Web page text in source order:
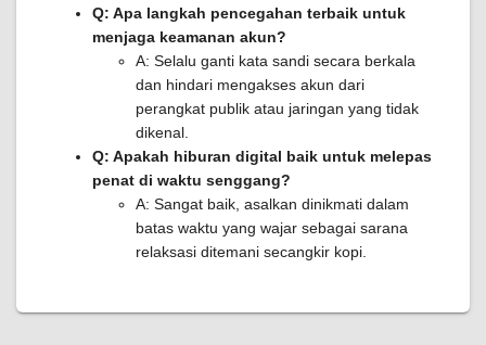
Q: Apa langkah pencegahan terbaik untuk
menjaga keamanan akun?
A: Selalu ganti kata sandi secara berkala
dan hindari mengakses akun dari
perangkat publik atau jaringan yang tidak
dikenal.
Q: Apakah hiburan digital baik untuk melepas
penat di waktu senggang?
A: Sangat baik, asalkan dinikmati dalam
batas waktu yang wajar sebagai sarana
relaksasi ditemani secangkir kopi.